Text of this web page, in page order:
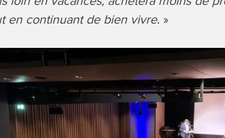
en continuant de bien vivre. »